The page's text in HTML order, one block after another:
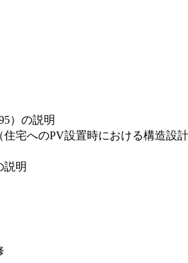
）の説明
宅へのPV設置時における構造設計
説明